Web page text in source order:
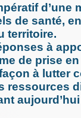
d’une
de santé,
territoire.
à
de prise
à lutter
ressources